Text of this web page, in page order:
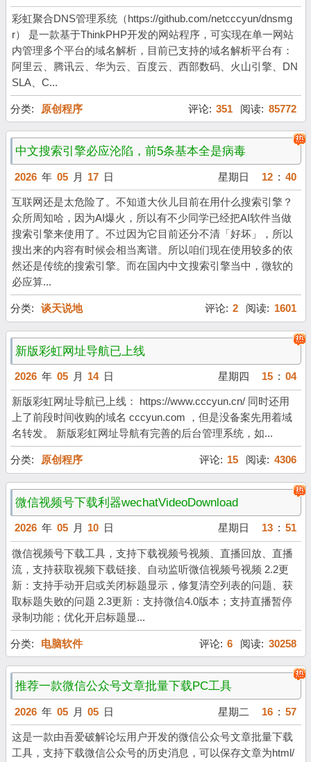
彩虹聚合DNS管理系统（https://github.com/netcccyun/dnsmg
r） 是一款基于ThinkPHP开发的网站程序，可实现在单一网站
内管理多个平台的域名解析，目前已支持的域名解析平台有：
阿里云、腾讯云、华为云、百度云、西部数码、火山引擎、DN
SLA、C...
分类: 原创程序 评论: 351 阅读: 85772
中文搜索引擎必应沦陷，前5条基本全是病毒
2026 年 05 月 17 日 星期日 12 : 40
互联网还是太危险了。不知道大伙儿目前在用什么搜索引擎？
众所周知哈，因为AI爆火，所以有不少同学已经把AI软件当做
搜索引擎来使用了。不过因为它目前还分不清「好坏」，所以
搜出来的内容有时候会相当离谱。所以咱们现在使用较多的依
然还是传统的搜索引擎。而在国内中文搜索引擎当中，微软的
必应算...
分类: 谈天说地 评论: 2 阅读: 1601
新版彩虹网址导航已上线
2026 年 05 月 14 日 星期四 15 : 04
新版彩虹网址导航已上线： https://www.cccyun.cn/ 同时还用
上了前段时间收购的域名 cccyun.com ，但是没备案先用着域
名转发。 新版彩虹网址导航有完善的后台管理系统，如...
分类: 原创程序 评论: 15 阅读: 4306
微信视频号下载利器wechatVideoDownload
2026 年 05 月 10 日 星期日 13 : 51
微信视频号下载工具，支持下载视频号视频、直播回放、直播
流，支持获取视频下载链接、自动监听微信视频号视频 2.2更
新：支持手动开启或关闭标题显示，修复清空列表的问题、获
取标题失败的问题 2.3更新：支持微信4.0版本；支持直播暂停
录制功能；优化开启标题显...
分类: 电脑软件 评论: 6 阅读: 30258
推荐一款微信公众号文章批量下载PC工具
2026 年 05 月 05 日 星期二 16 : 57
这是一款由吾爱破解论坛用户开发的微信公众号文章批量下载
工具，支持下载微信公众号的历史消息，可以保存文章为html/